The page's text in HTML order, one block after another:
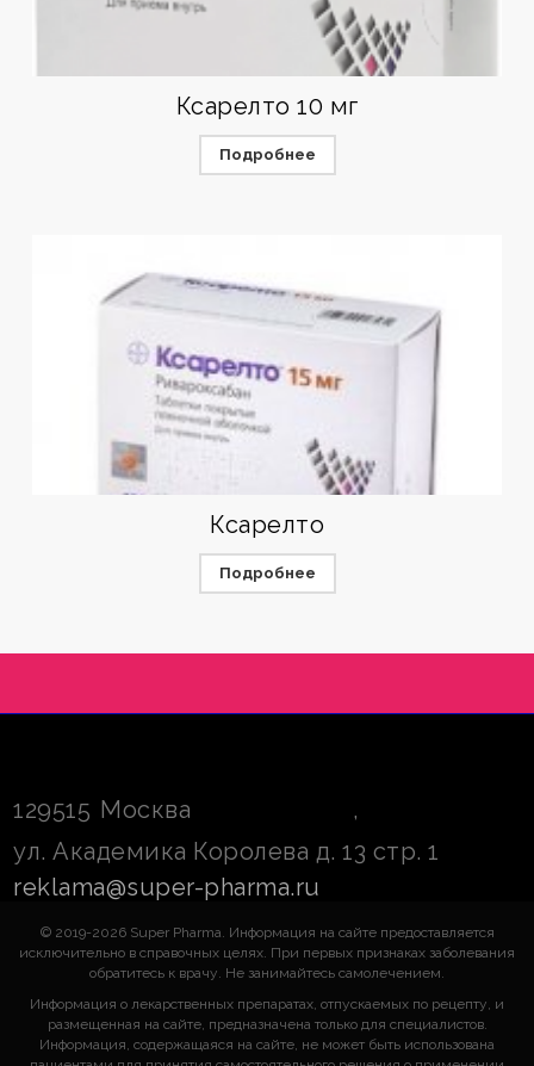
Ксарелто 10 мг
Подробнее
Ксарелто
Подробнее
129515 Москва
,
ул. Академика Королева д. 13 стр. 1
reklama@super-pharma.ru
© 2019-2026 Super Pharma. Информация на сайте предоставляется
исключительно в справочных целях. При первых признаках заболевания
обратитесь к врачу. Не занимайтесь самолечением.
Информация о лекарственных препаратах, отпускаемых по рецепту, и
размещенная на сайте, предназначена только для специалистов.
Информация, содержащаяся на сайте, не может быть использована